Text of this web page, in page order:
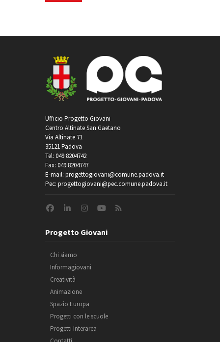
Ufficio Progetto Giovani
Centro Altinate San Gaetano
Via Altinate 71
35121 Padova
Tel: 049 8204742
Fax: 049 8204747
E-mail: progettogiovani@comune.padova.it
Pec: progettogiovani@pec.comune.padova.it
Progetto Giovani
Chi siamo
Informagiovani
Creatività
Animazione
Spazio Europa
Progetti con le scuole
Progetti Interarea